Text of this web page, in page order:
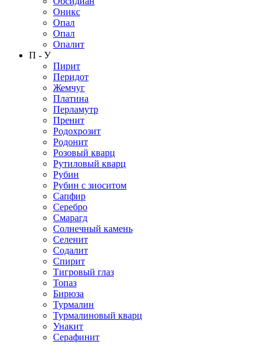
Оникс
Опал
Опал
Опалит
П - У
Пирит
Перидот
Жемчуг
Платина
Перламутр
Пренит
Родохрозит
Родонит
Розовый кварц
Рутиловый кварц
Рубин
Рубин с зиоситом
Сапфир
Серебро
Смарагд
Солнечный камень
Селенит
Содалит
Спирит
Тигровый глаз
Топаз
Бирюза
Турмалин
Турмалиновый кварц
Унакит
Серафинит